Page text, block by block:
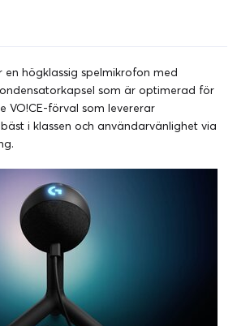
en högklassig spelmikrofon med
som är optimerad för
VO!CE-förval som levererar
i klassen och användarvänlighet via